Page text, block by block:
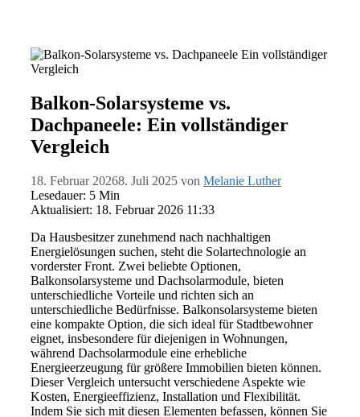
Balkon-Solarsysteme vs.
Dachpaneele: Ein vollständiger
Vergleich
18. Februar 20268. Juli 2025 von Melanie Luther
Lesedauer: 5 Min
Aktualisiert: 18. Februar 2026 11:33
Da Hausbesitzer zunehmend nach nachhaltigen
Energielösungen suchen, steht die Solartechnologie an
vorderster Front. Zwei beliebte Optionen,
Balkonsolarsysteme und Dachsolarmodule, bieten
unterschiedliche Vorteile und richten sich an
unterschiedliche Bedürfnisse. Balkonsolarsysteme bieten
eine kompakte Option, die sich ideal für Stadtbewohner
eignet, insbesondere für diejenigen in Wohnungen,
während Dachsolarmodule eine erhebliche
Energieerzeugung für größere Immobilien bieten können.
Dieser Vergleich untersucht verschiedene Aspekte wie
Kosten, Energieeffizienz, Installation und Flexibilität.
Indem Sie sich mit diesen Elementen befassen, können Sie